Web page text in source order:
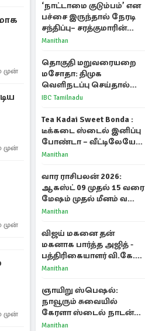
முன்
முன்
முன்
முன்
‘நாட்டாமை குடும்பம்’ என
பச்சை இருந்தால் நேரடி
சந்திப்பு– சரத்குமாரின்
புதிய யோசனை
Manithan
தொகுதி மறுவரையறை
மசோதா: திமுக
வெளிநடப்பு செய்தால்
ஆதரவாகவே கருதப்படும்
IBC Tamilnadu
Tea Kadai Sweet Bonda :
டீக்கடை ஸ்டைல் இனிப்பு
போண்டா – வீட்டிலேயே
செய்வது எப்படி?
Manithan
வார ராசிபலன் 2026:
ஆகஸ்ட் 09 முதல் 15 வரை
மேஷம் முதல் மீனம் வரை
முழு பலன்கள்
Manithan
விஜய் மகனை தன்
மகனாக பார்த்த அஜித் -
பத்திரிகையாளர் வி.கே.
சுந்தர் ஓபன் டாக்!
Manithan
ஞாயிறு ஸ்பெஷல்:
நாவூரும் சுவையில்
கேரளா ஸ்டைல் நாடன்
சிக்கன் குழம்பு ரெசிபி!
Manithan